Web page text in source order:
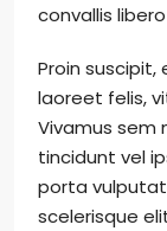
convallis
Proin suscipit,
laoreet felis,
Vivamus sem
tincidunt vel
porta
scelerisque